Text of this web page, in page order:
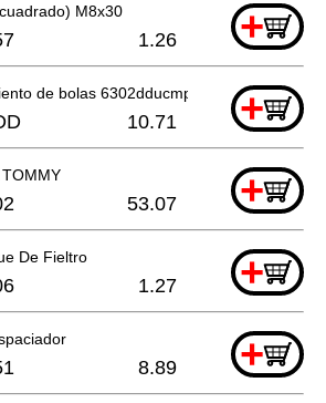
M8x30 +
1.26
de bolas 6302dducmps2s +
10.71
TOMMY +
53.07
De Fieltro +
1.27
+
8.89